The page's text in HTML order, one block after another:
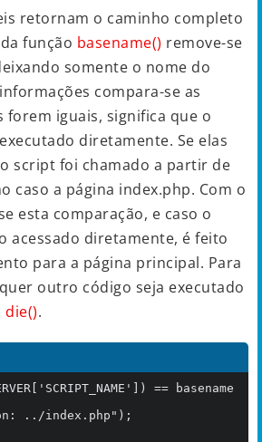
retornam o caminho completo
função basename() remove-se
somente o nome do
compara-se as
forem iguais, significa que o
diretamente. Se elas
script foi chamado a partir de
caso a página index.php. Com o
esta comparação, e caso o
acessado diretamente, é feito
para a página principal. Para
outro código seja executado
die().
== basename